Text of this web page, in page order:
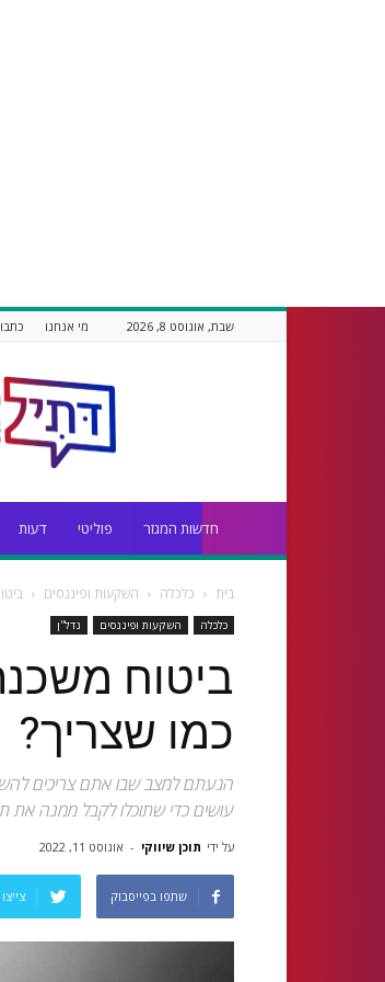
שבת, אוגוסט 8, 2026 מי אנחנו
חדשות המגזר פוליטי דעות
בית כלכלה השקעות ופיננסים
כלכלה השקעות ופיננסים נדל''ן
ביטוח
כמו שצריך?
הגעתם למצב שבו אתם צריכים
עושים כדי שתוכלו לקבל ממנה את
על ידי תוכן שיווקי - אוגוסט 11, 2022
שתפו בפייסבוק